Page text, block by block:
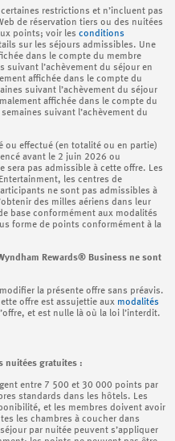
restrictions et n’incluent pas
de réservation tiers ou des nuitées
points; voir les conditions
sur les séjours admissibles. Une
dans le compte du membre
suivant l’achèvement du séjour en
affichée dans le compte du
suivant l’achèvement du séjour
affichée dans le compte du
suivant l’achèvement du
ou effectué (en totalité ou en partie)
avant le 2 juin 2026 ou
sera pas admissible à cette offre. Les
les centres de
ne sont pas admissibles à
des milles aériens dans leur
base conformément aux modalités
forme de points conformément à la
Rewards® Business ne sont
la présente offre sans préavis.
offre est assujettie aux modalités
et est nulle là où la loi l’interdit.
nuitées gratuites :
entre 7 500 et 30 000 points par
standards dans les hôtels. Les
et les membres doivent avoir
les chambres à coucher dans
par nuitée peuvent s’appliquer